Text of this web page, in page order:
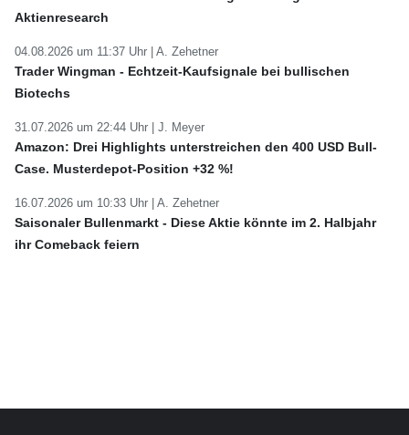
Aktienresearch
04.08.2026 um 11:37 Uhr | A. Zehetner
Trader Wingman - Echtzeit-Kaufsignale bei bullischen
Biotechs
31.07.2026 um 22:44 Uhr | J. Meyer
Amazon: Drei Highlights unterstreichen den 400 USD Bull-
Case. Musterdepot-Position +32 %!
16.07.2026 um 10:33 Uhr | A. Zehetner
Saisonaler Bullenmarkt - Diese Aktie könnte im 2. Halbjahr
ihr Comeback feiern